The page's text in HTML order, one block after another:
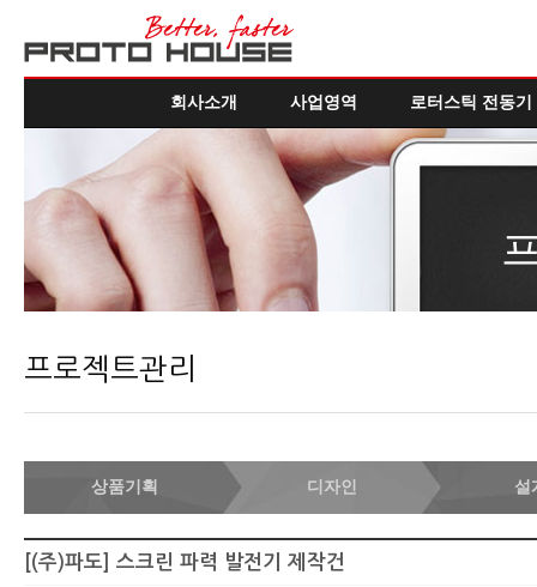
회사소개 사업영역 로터스틱 전동기
프로젝트관리
상품기획 디자인 설
[(주)파도] 스크린 파력 발전기 제작건